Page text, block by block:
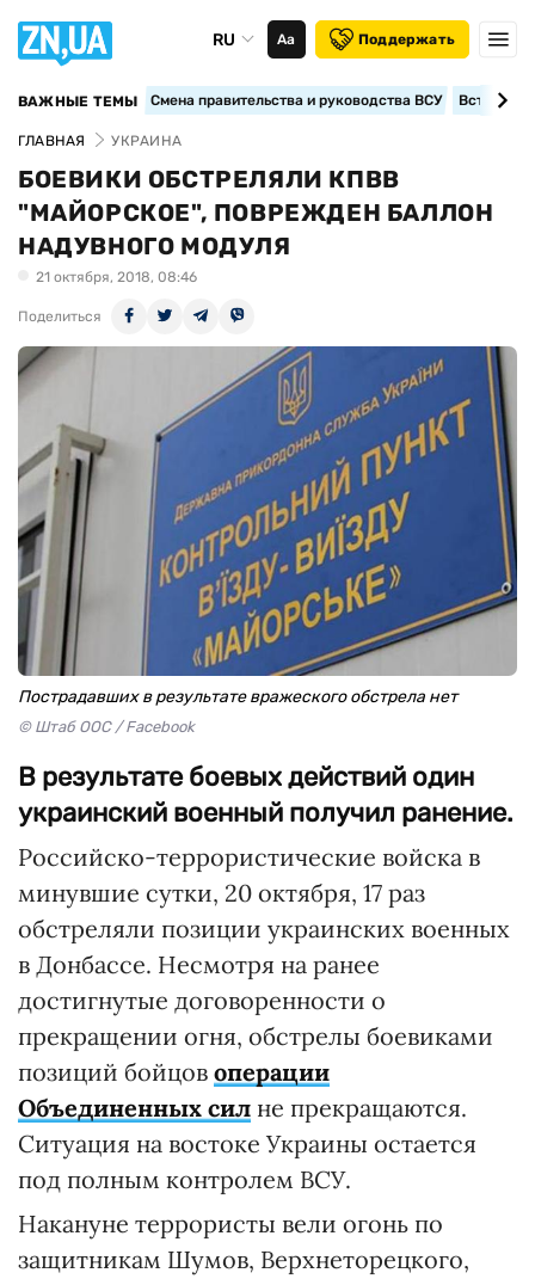
RU Аа Поддержать
ВАЖНЫЕ ТЕМЫ Смена правительства и руководства ВСУ
ГЛАВНАЯ УКРАИНА
БОЕВИКИ ОБСТРЕЛЯЛИ КПВВ
"МАЙОРСКОЕ", ПОВРЕЖДЕН БАЛЛОН
НАДУВНОГО МОДУЛЯ
21 октября, 2018, 08:46
Поделиться
Пострадавших в результате вражеского обстрела нет
© Штаб ООС / Facebook
В результате боевых действий один
украинский военный получил ранение.
Российско-террористические войска в
минувшие сутки, 20 октября, 17 раз
обстреляли позиции украинских военных
в Донбассе. Несмотря на ранее
достигнутые договоренности о
прекращении огня, обстрелы боевиками
позиций бойцов операции
Объединенных сил не прекращаются.
Ситуация на востоке Украины остается
под полным контролем ВСУ.
Накануне террористы вели огонь по
защитникам Шумов, Верхнеторецкого,